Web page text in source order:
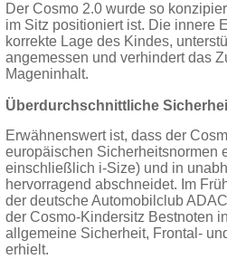
Der Cosmo 2.0 wurde so
im Sitz positioniert ist. Die innere
korrekte Lage des Kindes,
angemessen und verhindert das
Mageninhalt.
Überdurchschnittliche
Erwähnenswert ist, dass der
europäischen Sicherheitsnormen
einschließlich i-Size) und in
hervorragend abschneidet. Im
der deutsche Automobilclub
der Cosmo-Kindersitz Bestnoten
allgemeine Sicherheit, Frontal-
erhielt.